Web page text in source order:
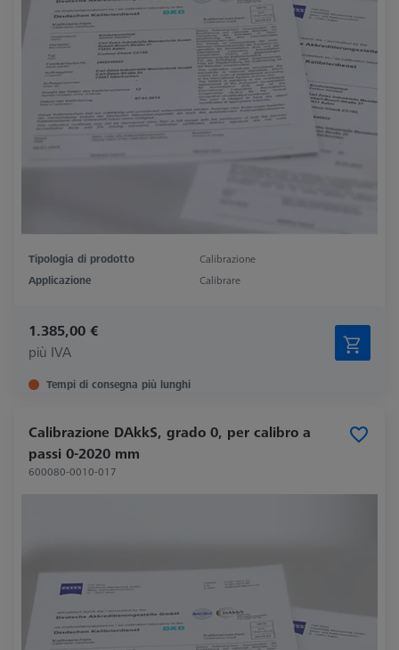
Tipologia di prodotto
Calibrazione
Applicazione
Calibrare
1.385,00 €
più IVA
Tempi di consegna più lunghi
Calibrazione DAkkS, grado 0, per calibro a
passi 0-2020 mm
600080-0010-017